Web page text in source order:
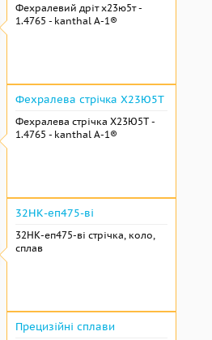
Фехралевий дріт х23ю5т -
1.4765 - kanthal A-1®
Фехралева стрічка Х23Ю5Т
Фехралева стрічка Х23Ю5Т -
1.4765 - kanthal A-1®
32НК-еп475-ві
32НК-еп475-ві стрічка, коло,
сплав
Прецизійні сплави